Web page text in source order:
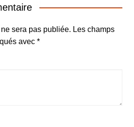
sera pas publiée. Les champs
avec *